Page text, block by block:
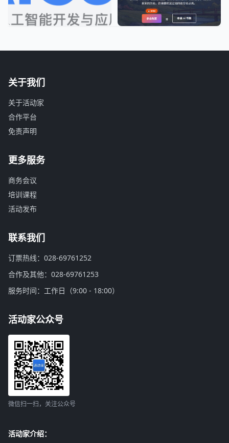
关于我们
关于活动家
合作平台
免责声明
更多服务
商务会议
培训课程
活动发布
联系我们
订票热线：028-69761252
合作及其他：028-69761253
服务时间：工作日（9:00 - 18:00）
活动家公众号
微信扫一扫，关注公众号
活动家介绍：